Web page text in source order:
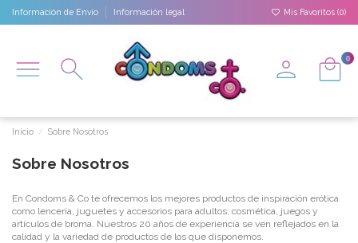
Información de Envío Información legal Mis Favoritos (0)
0
Inicio Sobre Nosotros
Sobre Nosotros
En Condoms & Co te ofrecemos los mejores productos de inspiración erótica
como lencería, juguetes y accesorios para adultos; cosmética, juegos y
artículos de broma. Nuestros 20 años de experiencia se ven reflejados en la
calidad y la variedad de productos de los que disponemos.